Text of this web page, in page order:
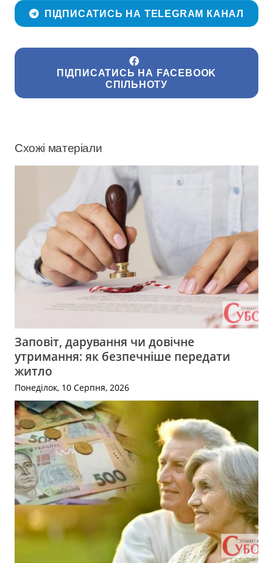
ПІДПИСАТИСЬ НА TELEGRAM КАНАЛ
ПІДПИСАТИСЬ НА FACEBOOK
СПІЛЬНОТУ
Схожі матеріали
Заповіт, дарування чи довічне
утримання: як безпечніше передати
житло
Понеділок, 10 Серпня, 2026